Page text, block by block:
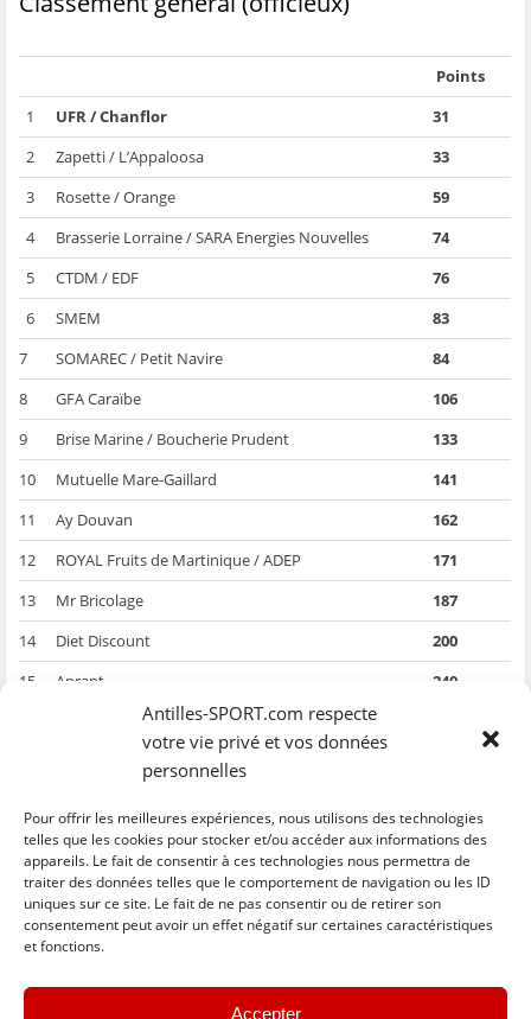
Antilles-SPORT.com respecte
votre vie privé et vos données
personnelles
Pour offrir les meilleures expériences, nous utilisons des technologies
telles que les cookies pour stocker et/ou accéder aux informations des
appareils. Le fait de consentir à ces technologies nous permettra de
traiter des données telles que le comportement de navigation ou les ID
uniques sur ce site. Le fait de ne pas consentir ou de retirer son
consentement peut avoir un effet négatif sur certaines caractéristiques
et fonctions.
Accepter
Points
1
UFR / Chanflor
31
2
Zapetti / L’Appaloosa
33
3
Rosette / Orange
59
4
Brasserie Lorraine / SARA Energies Nouvelles
74
5
CTDM / EDF
76
6
SMEM
83
7
SOMAREC / Petit Navire
84
8
GFA Caraïbe
106
9
Brise Marine / Boucherie Prudent
133
10
Mutuelle Mare-Gaillard
141
11
Ay Douvan
162
12
ROYAL Fruits de Martinique / ADEP
171
13
Mr Bricolage
187
14
Diet Discount
200
15
Aprant
240
Tania Chaussures / SME / MFR
18 points ; doublé consécutif -2 points
C
l
C
l
C
l
i
p
C
l
C
l